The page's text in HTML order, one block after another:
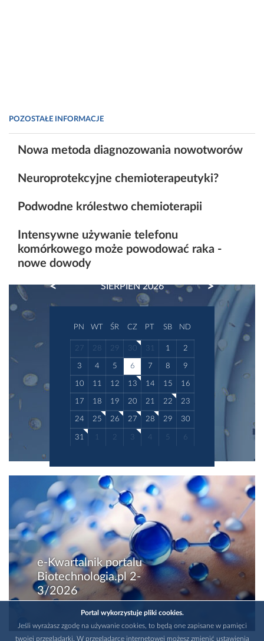
POZOSTAŁE INFORMACJE
Nowa metoda diagnozowania nowotworów
Neuroprotekcyjne chemioterapeutyki?
Podwodne królestwo chemioterapii
Intensywne używanie telefonu
komórkowego może powodować raka -
nowe dowody
SIERPIEŃ 2026
PREVIOUS NEXT
PN WT ŚR CZ PT SB ND
27 28 29 30 31 1 2
3 4 5 6 7 8 9
10 11 12 13 14 15 16
17 18 19 20 21 22 23
24 25 26 27 28 29 30
31 1 2 3 4 5 6
e-Kwartalnik portalu
Biotechnologia.pl 2-
3/2026
Portal wykorzystuje pliki cookies.
Jeśli wyrażasz zgodę na używanie cookies, to będą one zapisane w pamięci
twojej przeglądarki. W przeglądarce internetowej możesz zmienić ustawienia